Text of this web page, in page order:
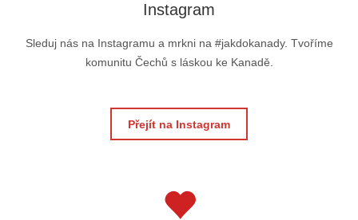
Instagram
Sleduj nás na Instagramu a mrkni na #jakdokanady. Tvoříme
komunitu Čechů s láskou ke Kanadě.
Přejít na Instagram